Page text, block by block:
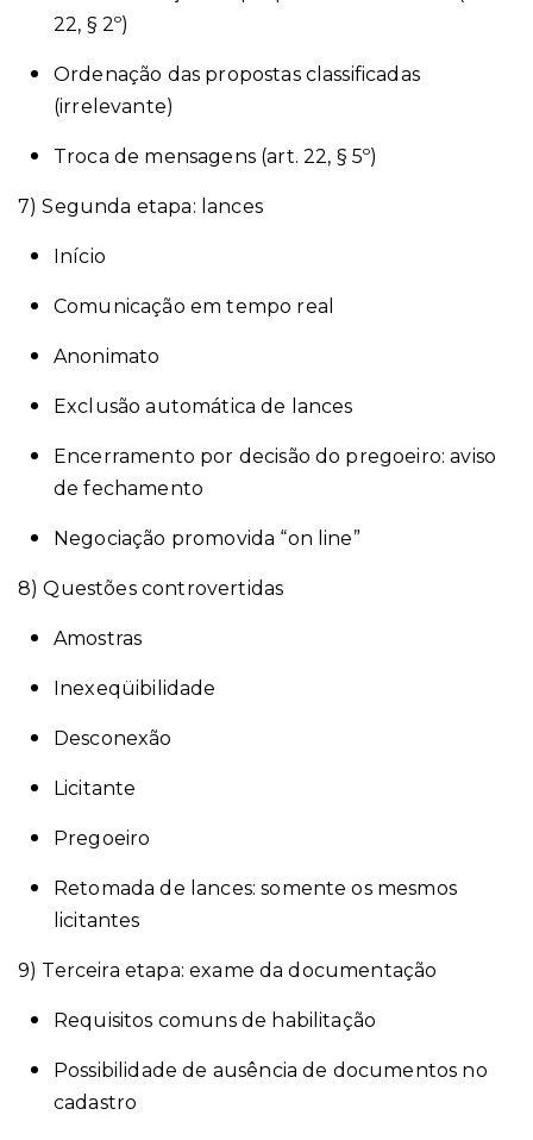
22, § 2º)
Ordenação das propostas classificadas
(irrelevante)
Troca de mensagens (art. 22, § 5º)
7) Segunda etapa: lances
Início
Comunicação em tempo real
Anonimato
Exclusão automática de lances
Encerramento por decisão do pregoeiro: aviso
de fechamento
Negociação promovida “on line”
8) Questões controvertidas
Amostras
Inexeqüibilidade
Desconexão
Licitante
Pregoeiro
Retomada de lances: somente os mesmos
licitantes
9) Terceira etapa: exame da documentação
Requisitos comuns de habilitação
Possibilidade de ausência de documentos no
cadastro